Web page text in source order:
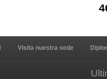
Visita nuestra sede